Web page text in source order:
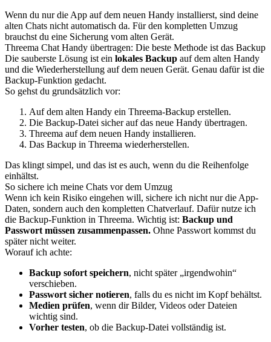
Wenn du nur die App auf dem neuen Handy installierst, sind deine
alten Chats nicht automatisch da. Für den kompletten Umzug
brauchst du eine Sicherung vom alten Gerät.
Threema Chat Handy übertragen: Die beste Methode ist das Backup
Die sauberste Lösung ist ein lokales Backup auf dem alten Handy
und die Wiederherstellung auf dem neuen Gerät. Genau dafür ist die
Backup-Funktion gedacht.
So gehst du grundsätzlich vor:
Auf dem alten Handy ein Threema-Backup erstellen.
Die Backup-Datei sicher auf das neue Handy übertragen.
Threema auf dem neuen Handy installieren.
Das Backup in Threema wiederherstellen.
Das klingt simpel, und das ist es auch, wenn du die Reihenfolge
einhältst.
So sichere ich meine Chats vor dem Umzug
Wenn ich kein Risiko eingehen will, sichere ich nicht nur die App-
Daten, sondern auch den kompletten Chatverlauf. Dafür nutze ich
die Backup-Funktion in Threema. Wichtig ist: Backup und
Passwort müssen zusammenpassen. Ohne Passwort kommst du
später nicht weiter.
Worauf ich achte:
Backup sofort speichern, nicht später „irgendwohin“
verschieben.
Passwort sicher notieren, falls du es nicht im Kopf behältst.
Medien prüfen, wenn dir Bilder, Videos oder Dateien
wichtig sind.
Vorher testen, ob die Backup-Datei vollständig ist.